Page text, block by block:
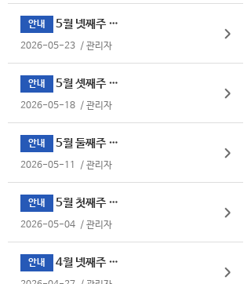
안내 5월 넷째주 식단표
2026-05-23 / 관리자
안내 5월 셋째주 식단표
2026-05-18 / 관리자
안내 5월 둘째주 식단표
2026-05-11 / 관리자
안내 5월 첫째주 식단표
2026-05-04 / 관리자
안내 4월 넷째주 식단표